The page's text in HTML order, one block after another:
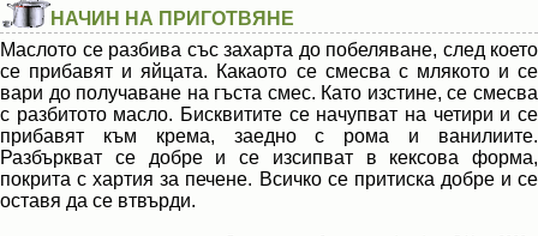
НАЧИН НА ПРИГОТВЯНЕ
Маслото се разбива със захарта до побеляване, след което
се прибавят и яйцата. Какаото се смесва с млякото и се
вари до получаване на гъста смес. Като изстине, се смесва
с разбитото масло. Бисквитите се начупват на четири и се
прибавят към крема, заедно с рома и ванилиите.
Разбъркват се добре и се изсипват в кексова форма,
покрита с хартия за печене. Всичко се притиска добре и се
оставя да се втвърди.